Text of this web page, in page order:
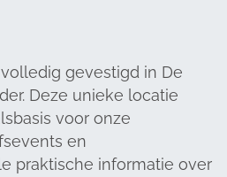
gevestigd in De
Deze unieke locatie
voor onze
en
praktische informatie over